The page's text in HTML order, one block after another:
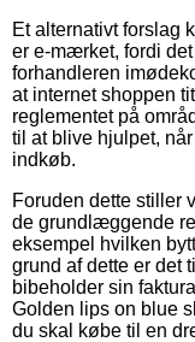
Et alternativt forslag
er e-mærket, fordi
forhandleren
at internet shoppen
reglementet på
til at blive hjulpet,
indkøb.
Foruden dette stiller
de grundlæggende
eksempel hvilken
grund af dette er det
bibeholder sin
Golden lips on blue
du skal købe til en